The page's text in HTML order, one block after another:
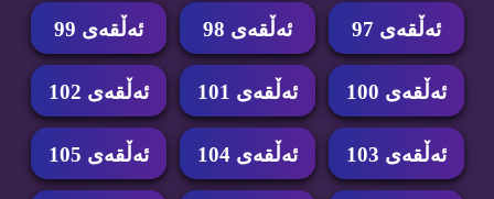
ئه‌ڵقه‌ی 97 ئه‌ڵقه‌ی 98 ئه‌ڵقه‌ی 99
ئه‌ڵقه‌ی 100 ئه‌ڵقه‌ی 101 ئه‌ڵقه‌ی 102
ئه‌ڵقه‌ی 103 ئه‌ڵقه‌ی 104 ئه‌ڵقه‌ی 105